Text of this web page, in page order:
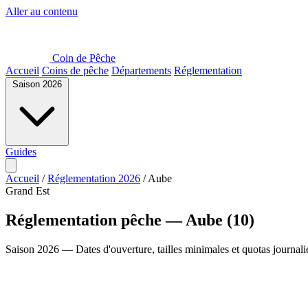
Aller au contenu
Coin de Pêche
Accueil Coins de pêche Départements Réglementation
Saison 2026
Guides
Accueil / Réglementation 2026 / Aube
Grand Est
Réglementation pêche — Aube (10)
Saison 2026 — Dates d'ouverture, tailles minimales et quotas